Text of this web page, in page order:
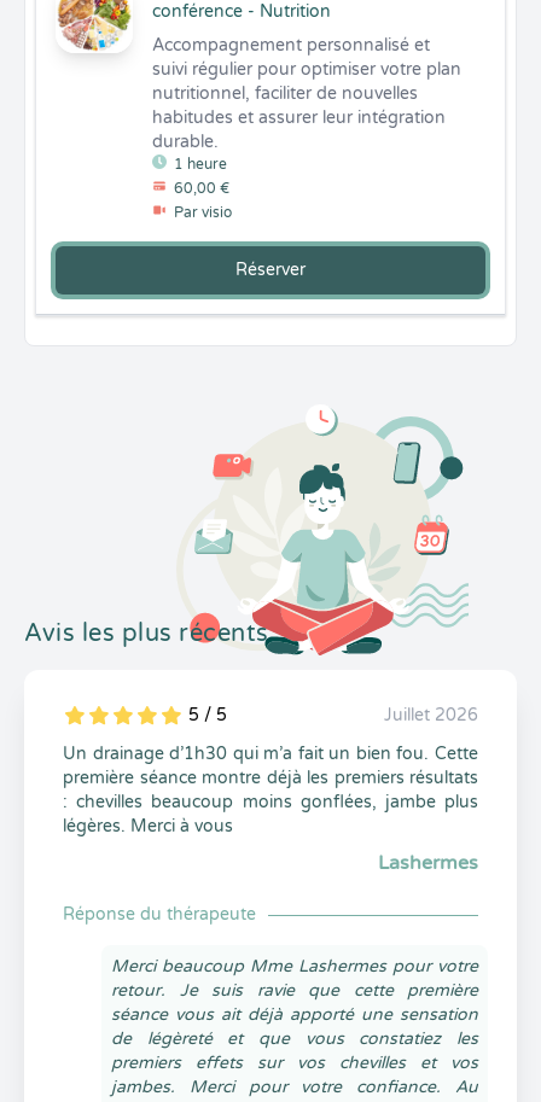
conférence - Nutrition
1 heure
60,00 €
Par visio
Accompagnement personnalisé et
suivi régulier pour optimiser votre plan
nutritionnel, faciliter de nouvelles
habitudes et assurer leur intégration
durable.
Réserver
Avis les plus récents
5
1
5
0 5 / 5
Juillet 2026
Un drainage d’1h30 qui m’a fait un bien fou. Cette
première séance montre déjà les premiers résultats
: chevilles beaucoup moins gonflées, jambe plus
légères. Merci à vous
Lashermes
Réponse du thérapeute
Merci beaucoup Mme Lashermes pour votre
retour. Je suis ravie que cette première
séance vous ait déjà apporté une sensation
de légèreté et que vous constatiez les
premiers effets sur vos chevilles et vos
jambes. Merci pour votre confiance. Au